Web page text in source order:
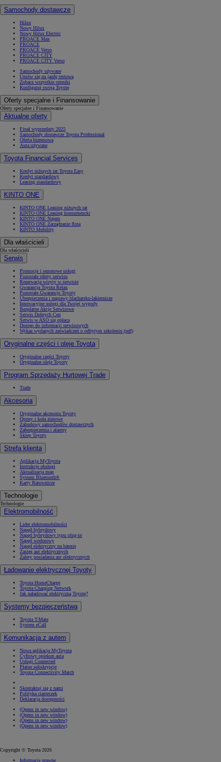
Samochody dostawcze
Hilux
Nowy Hilux
Nowy Hilux Electric
PROACE Max
PROACE
PROACE Verso
PROACE CITY
PROACE CITY Verso
Samochody używane
Umów się na jazdę testową
Zobacz wszystkie cenniki
Konfiguruj swoją Toyotę
Oferty specjalne i Finansowanie
Oferty specjalne i Finansowanie
Aktualne oferty
Finał wyprzedaży 2025
Samochody dostawcze Toyota Professional
Oferta biznesowa
Auta używane
Toyota Financial Services
Kredyt niższych rat Toyota Easy
Kredyt standardowy
Leasing standardowy
KINTO ONE
KINTO ONE Leasing niższych rat
KINTO ONE Leasing konsumencki
KINTO ONE Najem
KINTO ONE Zarządzanie flotą
KINTO Mobility
Dla właścicieli
Dla właścicieli
Serwis
Promocje i sezonowe usługi
Pozostałe oferty serwisu
Rezerwacja wizyty w serwisie
Gwarancja Toyota Relax
Pozostałe Gwarancje Toyoty
Ubezpieczenia i naprawy blacharsko-lakiernicze
Innowacyjne usługi dla Twojej wygody
Bezpłatne Akcje Serwisowe
Serwis Dobrych Cen
Serwis w ASO się opłaca
Dostęp do informacji serwisowych
Wykaz wydanych zaświadczeń o odbytym szkoleniu (pdf)
Oryginalne części i oleje Toyota
Oryginalne części Toyoty
Oryginalne oleje Toyoty
Program Sprzedaży Hurtowej Trade
Trade
Akcesoria
Oryginalne akcesoria Toyoty
Opony i koła zimowe
Zabudowy samochodów dostawczych
Zabezpieczenia i alarmy
Sklep Toyoty
Strefa klienta
Aplikacja MyToyota
Instrukcje obsługi
Aktualizacja map
System Bluetooth®
Karty Ratownicze
Technologie
Technologie
Elektromobilność
Lider elektromobilności
Napęd hybrydowy
Napęd hybrydowy typu plug-in
Napęd wodorowy
Napęd elektryczny na baterię
Zasięg aut elektrycznych
Zalety posiadania aut elektrycznych
Ładowanie elektrycznej Toyoty
Toyota HomeCharge
Toyota Charging Network
Jak naładować elektryczną Toyotę?
Systemy bezpieczeństwa
Toyota T-Mate
System eCall
Komunikacja z autem
Nowa aplikacja MyToyota
Cyfrowy opiekun auta
Usługi Connected
Płatne subskrypcje
Toyota Connectivity Match
Skontaktuj się z nami
Polityka ciasteczek
Deklaracja dostępności
(Opens in new window)
(Opens in new window)
(Opens in new window)
(Opens in new window)
Copyright © Toyota 2026
Informacje prawne